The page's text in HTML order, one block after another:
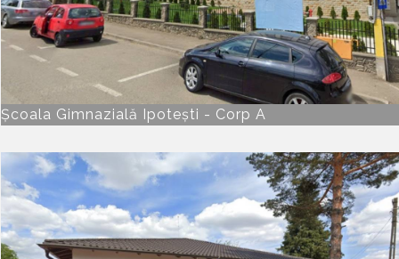
Școala Gimnazială Ipotești - Corp A